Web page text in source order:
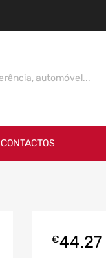
CONTACTOS
€44.27